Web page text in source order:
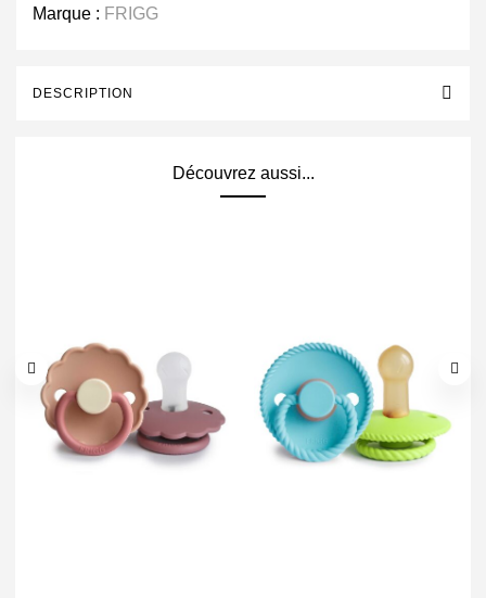
Marque : FRIGG
DESCRIPTION
Découvrez aussi...